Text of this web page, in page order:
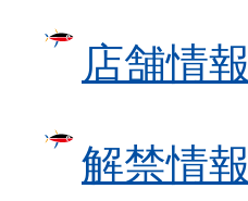
店舗情報
解禁情報